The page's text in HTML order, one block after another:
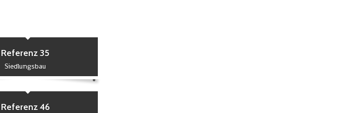
Referenz 35
Siedlungsbau
Referenz 46